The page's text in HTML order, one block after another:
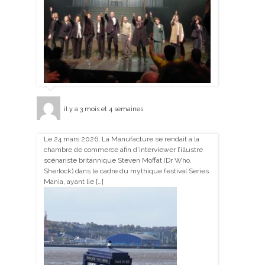
il y a 3 mois et 4 semaines
Le 24 mars 2026, La Manufacture se rendait à la
chambre de commerce afin d’interviewer l’illustre
scénariste britannique Steven Moffat (Dr Who,
Sherlock) dans le cadre du mythique festival Series
Mania, ayant lie […]